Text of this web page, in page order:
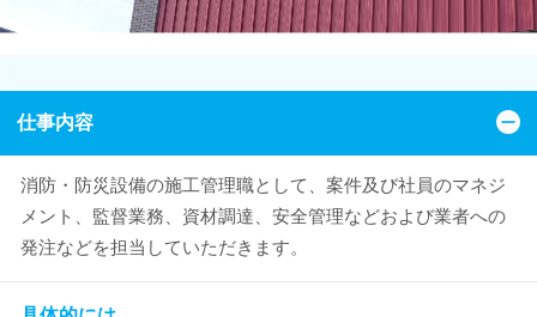
仕事内容
消防・防災設備の施工管理職として、案件及び社員のマネジ
メント、監督業務、資材調達、安全管理などおよび業者への
発注などを担当していただきます。